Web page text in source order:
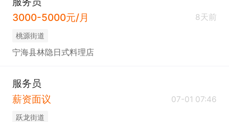
3000-5000元/月
8天前
桃源街道
宁海县林隐日式料理店
服务员
薪资面议
07-01 07:46
跃龙街道